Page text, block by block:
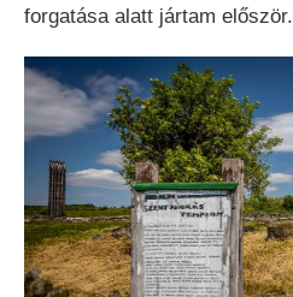
forgatása alatt jártam először.